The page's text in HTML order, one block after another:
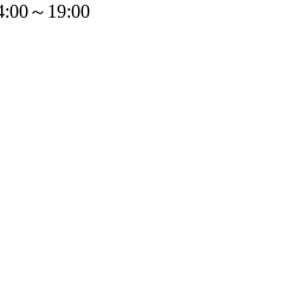
～19:00